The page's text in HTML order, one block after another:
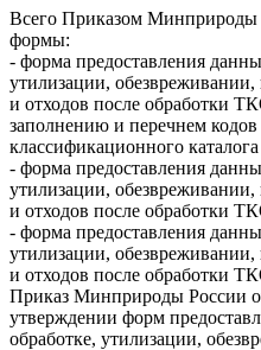
Всего Приказом Минприроды
формы:
- форма предоставления
утилизации,
и отходов после обработки
заполнению и перечнем
классификационного
- форма предоставления
утилизации,
и отходов после обработки
- форма предоставления
утилизации,
и отходов после обработки
Приказ Минприроды России
утверждении форм
обработке, утилизации,